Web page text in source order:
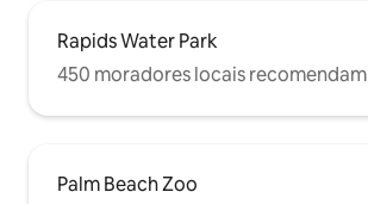
Rapids Water Park
450 moradores locais recomendam
Palm Beach Zoo